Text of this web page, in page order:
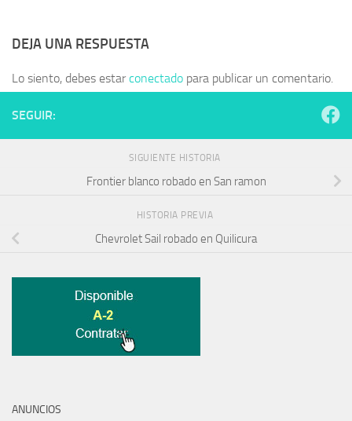
DEJA UNA RESPUESTA
Lo siento, debes estarconectado para publicar un comentario.
SEGUIR:
SIGUIENTE HISTORIA
Frontier blanco robado en San ramon
HISTORIA PREVIA
Chevrolet Sail robado en Quilicura
ANUNCIOS